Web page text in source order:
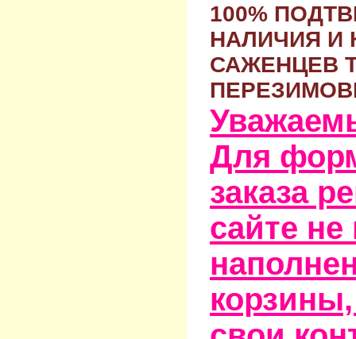
100%
НАЛИЧИЯ И
САЖЕНЦЕВ
Для
заказа
сайте